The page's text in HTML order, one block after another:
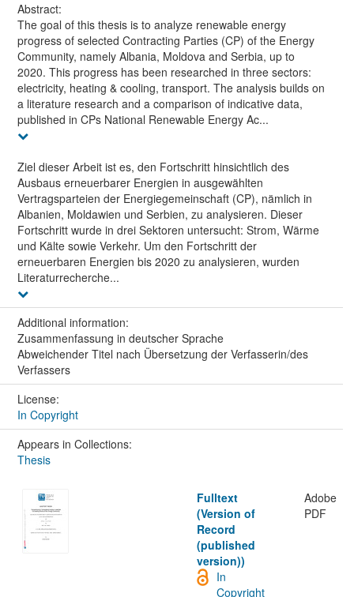
Abstract:
The goal of this thesis is to analyze renewable energy
progress of selected Contracting Parties (CP) of the Energy
Community, namely Albania, Moldova and Serbia, up to
2020. This progress has been researched in three sectors:
electricity, heating & cooling, transport. The analysis builds on
a literature research and a comparison of indicative data,
published in CPs National Renewable Energy Ac...
Ziel dieser Arbeit ist es, den Fortschritt hinsichtlich des
Ausbaus erneuerbarer Energien in ausgewählten
Vertragsparteien der Energiegemeinschaft (CP), nämlich in
Albanien, Moldawien und Serbien, zu analysieren. Dieser
Fortschritt wurde in drei Sektoren untersucht: Strom, Wärme
und Kälte sowie Verkehr. Um den Fortschritt der
erneuerbaren Energien bis 2020 zu analysieren, wurden
Literaturrecherche...
Additional information:
Zusammenfassung in deutscher Sprache
Abweichender Titel nach Übersetzung der Verfasserin/des
Verfassers
License:
In Copyright
Appears in Collections:
Thesis
Fulltext
(Version of
Record
(published
version))
Adobe
PDF
In
Copyright